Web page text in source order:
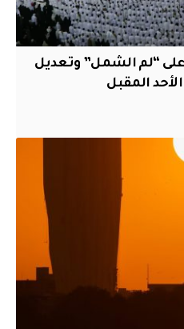
على “لم الشمل” وتعديل
المقبل